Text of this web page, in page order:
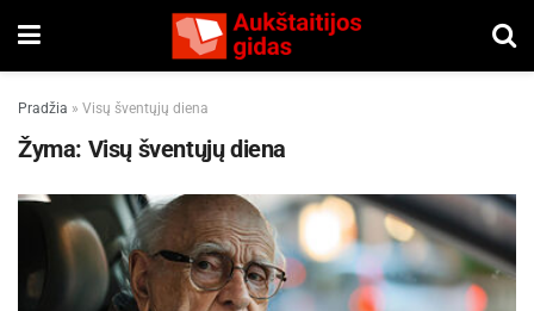
Pradžia » Visų šventųjų diena
Žyma: Visų šventųjų diena